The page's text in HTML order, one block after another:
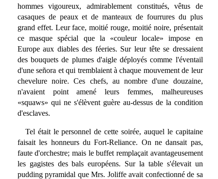
hommes vigoureux, admirablement constitués, vêtus de
casaques de peaux et de manteaux de fourrures du plus
grand effet. Leur face, moitié rouge, moitié noire, présentait
ce masque spécial que la «couleur locale» impose en
Europe aux diables des féeries. Sur leur tête se dressaient
des bouquets de plumes d'aigle déployés comme l'éventail
d'une señora et qui tremblaient à chaque mouvement de leur
chevelure noire. Ces chefs, au nombre d'une douzaine,
n'avaient point amené leurs femmes, malheureuses
«squaws» qui ne s'élèvent guère au-dessus de la condition
d'esclaves.
Tel était le personnel de cette soirée, auquel le capitaine
faisait les honneurs du Fort-Reliance. On ne dansait pas,
faute d'orchestre; mais le buffet remplaçait avantageusement
les gagistes des bals européens. Sur la table s'élevait un
pudding pyramidal que Mrs. Joliffe avait confectionné de sa